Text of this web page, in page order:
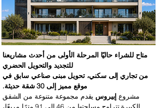
متاح للشراء حاليًا المرحلة الأولى من أحدث مشاريعنا
للتجديد والتحويل الحضري
من تجاري إلى سكني، تحويل مبنى صناعي سابق في
موقع مميز إلى 30 شقة حديثة.
مشروعإبيروس يقدم مجموعة متنوعة من الشقق